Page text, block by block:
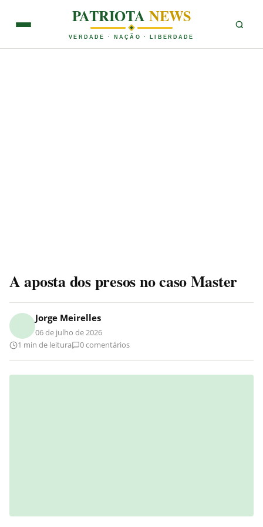
PATRIOTANEWS
VERDADE · NAÇÃO · LIBERDADE
A aposta dos presos no caso Master
Jorge Meirelles
06 de julho de 2026
1 min de leitura
0 comentários